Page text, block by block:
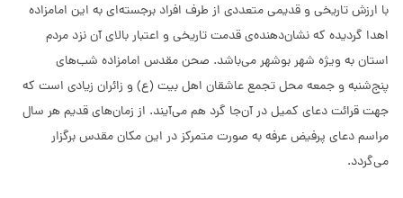
با ارزش تاریخی و قدیمی متعددی از طرف افراد برجسته‌ای به این امامزاده
اهدا گردیده که نشان‌دهنده‌ی قدمت تاریخی و اعتبار بالای آن نزد مردم
استان به ویژه شهر بوشهر می‌باشد. صحن مقدس امامزاده شب‌های
پنج‌شنبه و جمعه محل تجمع عاشقان اهل بیت (ع) و زائران زیادی است که
جهت قرائت دعای کمیل در آن‌جا گرد هم می‌آیند. از زمان‌های قدیم هر سال
مراسم دعای پرفیض عرفه به صورت متمرکز در این مکان مقدس برگزار
می‌گردد.